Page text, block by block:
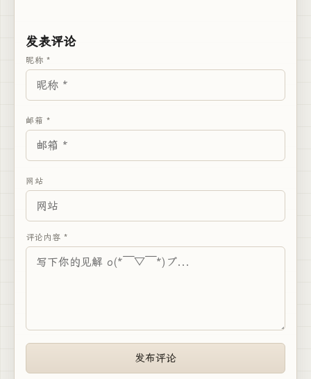
发表评论
昵称 *
邮箱 *
网站
评论内容 *
发布评论